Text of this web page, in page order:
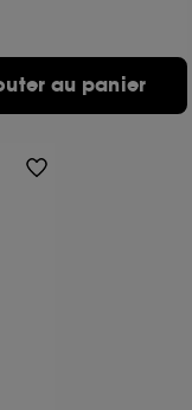
au panier